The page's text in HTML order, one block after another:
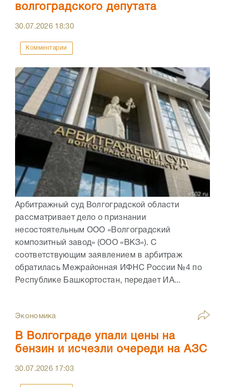
волгоградского депутата
30.07.2026 18:30
Комментарии
Арбитражный суд Волгоградской области
рассматривает дело о признании
несостоятельным ООО «Волгоградский
композитный завод» (ООО «ВКЗ»). С
соответствующим заявлением в арбитраж
обратилась Межрайонная ИФНС России №4 по
Республике Башкортостан, передает ИА...
Экономика
В Волгограде упали цены на
бензин и исчезли очереди на АЗС
30.07.2026 17:03